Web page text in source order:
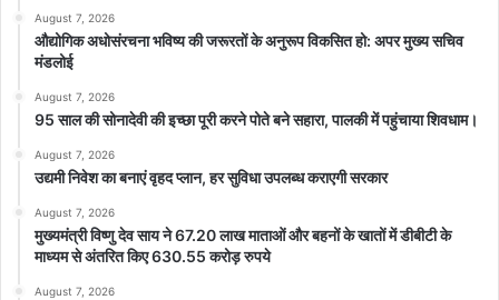
August 7, 2026
औद्योगिक अधोसंरचना भविष्य की जरूरतों के अनुरूप विकसित हो: अपर मुख्य सचिव
मंडलोई
August 7, 2026
95 साल की सोनादेवी की इच्छा पूरी करने पोते बने सहारा, पालकी में पहुंचाया शिवधाम।
August 7, 2026
उद्यमी निवेश का बनाएं वृहद प्लान, हर सुविधा उपलब्ध कराएगी सरकार
August 7, 2026
मुख्यमंत्री विष्णु देव साय ने 67.20 लाख माताओं और बहनों के खातों में डीबीटी के
माध्यम से अंतरित किए 630.55 करोड़ रुपये
August 7, 2026